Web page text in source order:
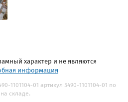
характер и не являются
информация
1101104-01 артикул 5490-1101104-01 по
складе.